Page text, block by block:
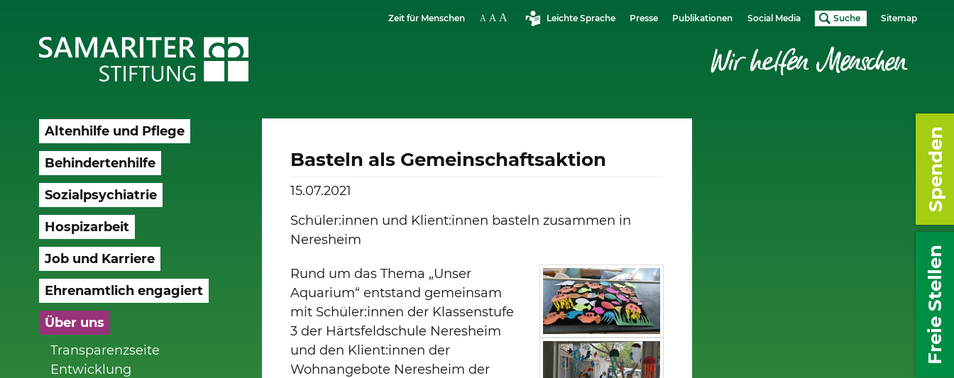
Altenhilfe und Pflege
Behindertenhilfe
Sozialpsychiatrie
Hospizarbeit
Job und Karriere
Ehrenamtlich engagiert
Über uns
Transparenzseite
Entwicklung
Zeit für Menschen Leichte Sprache Presse Publikationen Social Media Suche Sitemap
Basteln als Gemeinschaftsaktion
15.07.2021
Schüler:innen und Klient:innen basteln zusammen in
Neresheim
Rund um das Thema „Unser
Aquarium“ entstand gemeinsam
mit Schüler:innen der Klassenstufe
3 der Härtsfeldschule Neresheim
und den Klient:innen der
Wohnangebote Neresheim der
Spenden
Freie Stellen